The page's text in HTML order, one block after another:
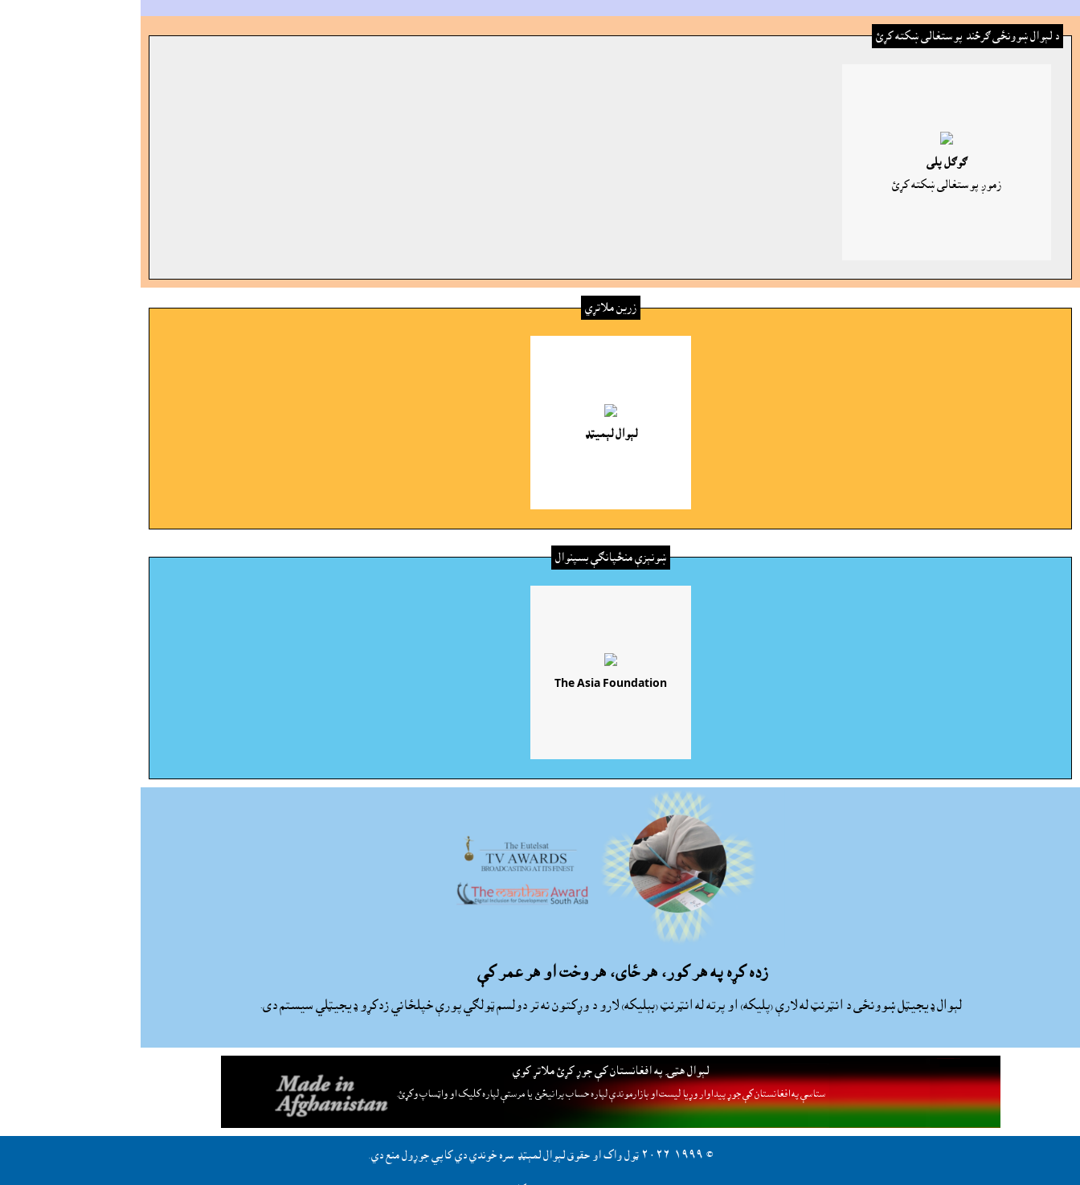
د لېوال ښوونځى ګرځند پوستغالى ښکته کړئ
ګوګل پلى
زموږ پوستغالى ښکته کړئ
زرين ملاتړي
لېوال لېميټډ
ښونېزې منځپانګې بسپنوال
The Asia Foundation
زده کړه په هر کور، هر ځاى، هر وخت او هر عمر کې
لېوال ډيجيټل ښوونځى د انټرنټ له لارې (پليکه) او پرته له انټرنټ (بېليکه) لارو د وړکتون نه تر دولسم ټولګي پورې خپلځاني زدکړو ډيجيټلي سيستم دى.
لېوال هټۍ په افغانستان کې جوړ کړئ ملاتړ کوي
ستاسې په افغانستان کې جوړ پيداوار وړيا ليست او بازارموندې لپاره حساب پرانيځئ يا مرستې لپاره کليک او واټساپ وکړئ.
© ١٩٩٩-٢٠٢٦ ټول واک او حقوق لېوال لمېټډ سره خوندي دي کاپي جوړول منع دي.